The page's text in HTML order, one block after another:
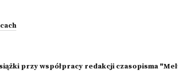
przy współpracy redakcji czasopisma